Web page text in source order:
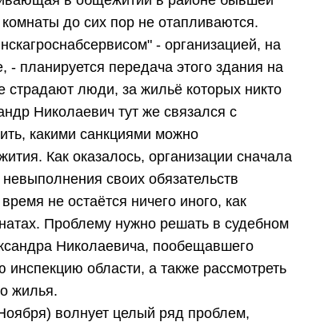
до сих пор не отапливаются.
- организацией, на
планируется передача этого здания на
страдают люди, за жильё которых никто
Николаевич тут же связался с
какими санкциями можно
Как оказалось, организации сначала
своих обязательств
не остаётся ничего иного, как
Проблему нужно решать в судебном
Николаевича, пообещавшего
области, а также рассмотреть
жилья.
волнует целый ряд проблем,